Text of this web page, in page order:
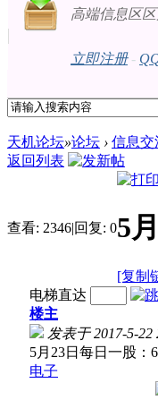
高端信息区
立即注册-
天机论坛»论坛 › 信息交
返回列表
查看: 2346|回复: 05
[复制
电梯直达
楼主
发表于 2017-5-22
5月23日每日一股：
电子